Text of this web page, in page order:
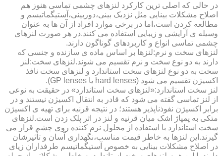
در حالی که اصلی ترین کارکرد لنزهای چشمی تماسی هنوز هم
اصلاح مشکلات بینایی مثل نزدیک بینی،دوربینی،آستیگماتیسم و
مطالعه کردن است،اما در برخی موارد افراد از آن ها به عنوان
وسیله ی آرایشی و زیبایی استفاده می کنند.در هر صورت لنزهای
چشمی تماسی انواع و کاربردهای گوناگون دارند.
لنزهای سخت و نرم:لنزها بر اساس ماده ی سازنده و جنسی که
دارند به دو نوع سخت و نرم تقسیم می شوند.لنزهای سخت:لنز
سخت به دو نوع لنزهای سخت استاندارد و لنزهای سخت نافذ
اکسیژن تقسیم می شود (hard lenses یا GP lenses).
لنز سخت استاندارد:«لنزهای سخت استاندارد» در حقیقت به نوعی
از لنز تماسی گفته می شود که قادر به انتقال اکسیژن نیستند و در
برابر اکسیژن نفوذناپذیر هستند؛ در نتیجه قرنیه برای تهیه ی اکسیژن
متکی به پمپاژ اشک میان قرنیه و لنز در اثر پلک زدن است.لنزهای
سخت استاندارد با استفاده از محلول نرم کننده روی چشم قرار می
گیرند.این لنزها به خاطر قیمت مناسب،نگهداری آسان و تأثیرشان
در اصلاح مشکلات بینایی به خصوص آستیگماتیسم طرفداران زیای